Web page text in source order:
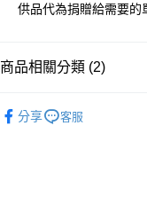
Google Pay
貨到付款
供品代為捐贈給需要的
商品相關分類 (2)
分享 客服